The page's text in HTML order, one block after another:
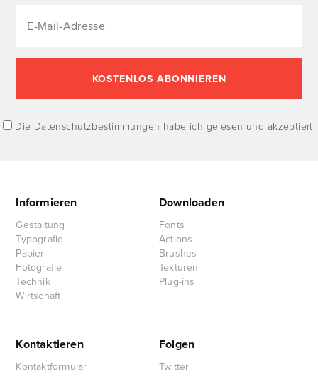
Die Datenschutzbestimmungen habe ich gelesen und akzeptiert.
Informieren
Gestaltung
Typografie
Papier
Fotografie
Technik
Wirtschaft
Downloaden
Fonts
Actions
Brushes
Texturen
Plug-ins
Kontaktieren
Kontaktformular
Folgen
Twitter